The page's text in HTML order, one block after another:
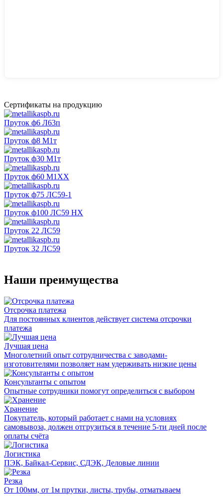
Сертификаты на продукцию
Пруток ф6 Л63п
Пруток ф8 М1т
Пруток ф30 М1т
Пруток ф60 М1ХХ
Пруток ф75 ЛС59-1
Пруток ф100 ЛС59 НХ
Пруток 22 ЛС59
Пруток 32 ЛС59
Наши преимущества
Отсрочка платежа
Для постоянных клиентов действует система отсрочки
платежа
Лучшая цена
Многолетний опыт сотрудничества с заводами-
изготовителями позволяет нам удерживать низкие цены
Консультанты с опытом
Опытные сотрудники помогут определиться с выбором
Хранение
Покупатель, который работает с нами на условиях
самовывоза, должен отгрузиться в течение 5-ти дней после
оплаты счёта
Логистика
ПЭК, Байкал-Сервис, СДЭК, Деловые линии
Резка
От 100мм, от 1м прутки, листы, трубы, отматываем